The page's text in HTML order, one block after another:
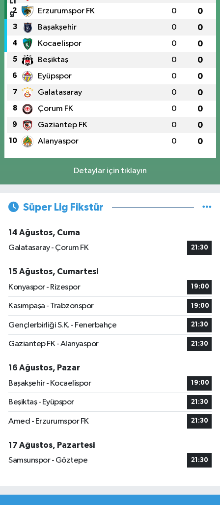
2 Erzurumspor FK 0 0
3 Başakşehir 0 0
4 Kocaelispor 0 0
5 Beşiktaş 0 0
6 Eyüpspor 0 0
7 Galatasaray 0 0
8 Çorum FK 0 0
9 Gaziantep FK 0 0
10 Alanyaspor 0 0
Detaylar için tıklayın
Süper Lig Fikstür
14 Ağustos, Cuma
Galatasaray - Çorum FK
21:30
15 Ağustos, Cumartesi
Konyaspor - Rizespor
19:00
Kasımpaşa - Trabzonspor 19:00
Gençlerbirliği S.K. - Fenerbahçe 21:30
Gaziantep FK - Alanyaspor 21:30
16 Ağustos, Pazar
Başakşehir - Kocaelispor
19:00
Beşiktaş - Eyüpspor 21:30
Amed - Erzurumspor FK 21:30
17 Ağustos, Pazartesi
Samsunspor - Göztepe
21:30